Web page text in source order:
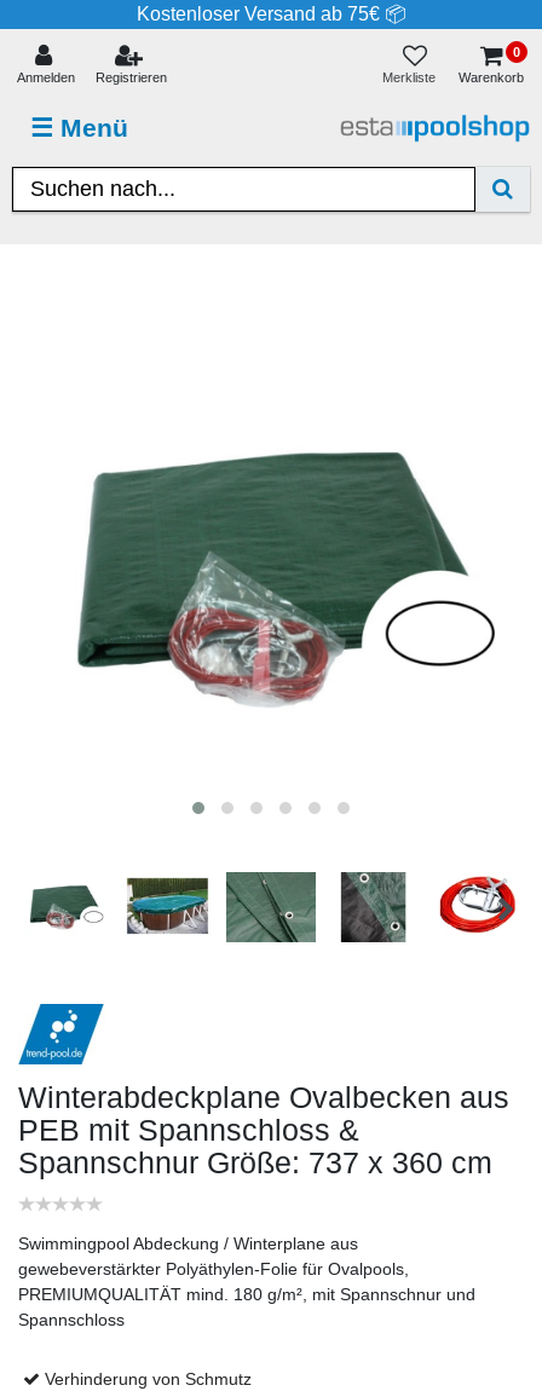
Kostenloser Versand ab 75€ 📦
☰ Menü
Anmelden Registrieren Merkliste
0
Warenkorb
Winterabdeckplane Ovalbecken aus
PEB mit Spannschloss &
Spannschnur Größe: 737 x 360 cm
Swimmingpool Abdeckung / Winterplane aus
gewebeverstärkter Polyäthylen-Folie für Ovalpools,
PREMIUMQUALITÄT mind. 180 g/m², mit Spannschnur und
Spannschloss
Verhinderung von Schmutz